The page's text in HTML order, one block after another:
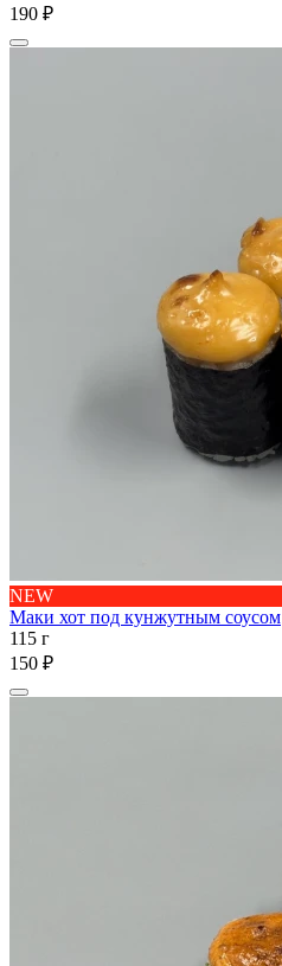
190 ₽
NEW
Маки хот под кунжутным соусом
115 г
150 ₽